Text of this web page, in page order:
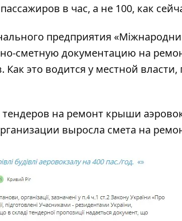
в час, а не 100, как
предприятия
сметную документацию на
Как это водится у местной
тендеров на ремонт крыши
выросла смета на